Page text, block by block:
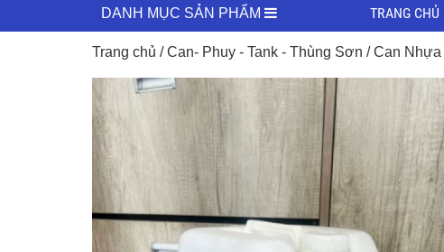
DANH MỤC SẢN PHẨM TRANG CHỦ
Trang chủ /Can- Phuy - Tank - Thùng Sơn /Can Nhựa